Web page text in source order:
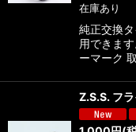
在庫あり
純正交換
用できま
ーマーク
Z.S.S. フ